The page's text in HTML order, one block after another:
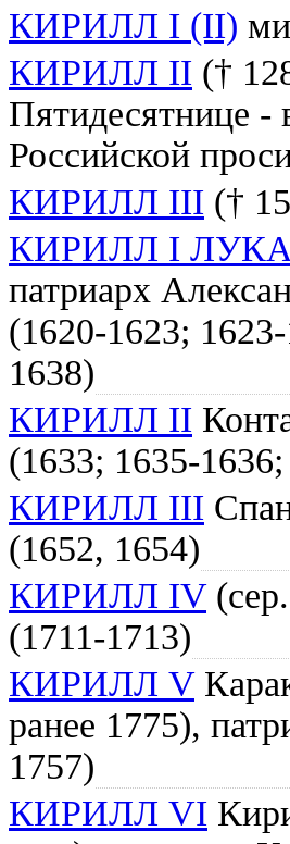
КИРИЛЛ I (II)
КИРИЛЛ II (†
Пятидесятнице -
Российской
КИРИЛЛ III (†
КИРИЛЛ I
патриарх
(1620-1623;
1638)
КИРИЛЛ II
(1633; 1635-
КИРИЛЛ III
(1652, 1654)
КИРИЛЛ IV
(1711-1713)
КИРИЛЛ V
ранее 1775),
1757)
КИРИЛЛ VI